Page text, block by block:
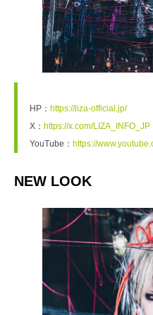
HP： https://liza-official.jp/
X： https://x.com/LIZA_INFO_JP
YouTube： https://
NEW LOOK